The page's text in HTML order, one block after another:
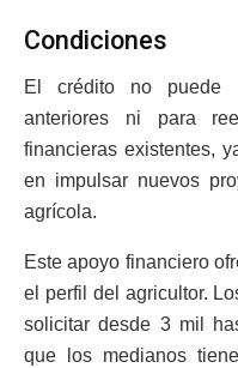
Condiciones
El crédito no puede
anteriores ni para
financieras existentes,
en impulsar nuevos
agrícola.
Este apoyo financiero
el perfil del agricultor.
solicitar desde 3 mil
que los medianos